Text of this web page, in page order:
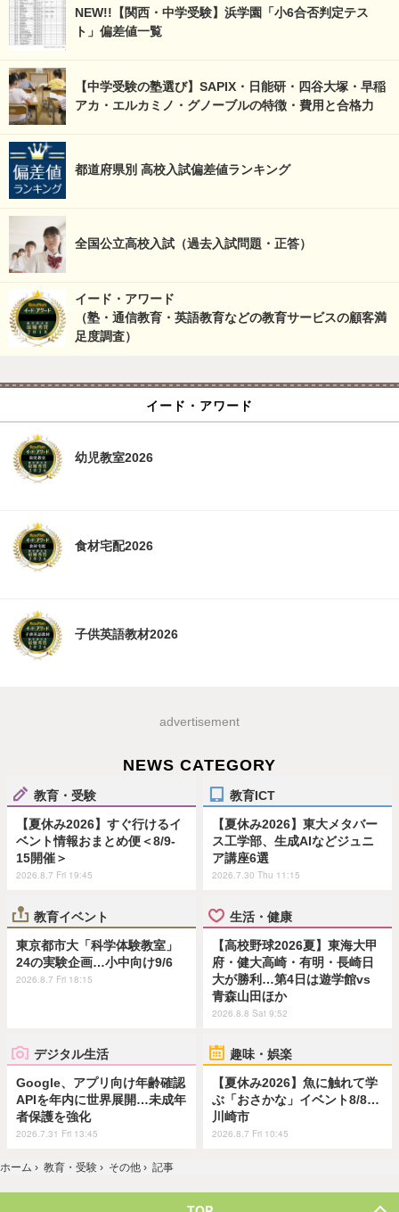
NEW!!【関西・中学受験】浜学園「小6合否判定テス
ト」偏差値一覧
【中学受験の塾選び】SAPIX・日能研・四谷大塚・早稲
アカ・エルカミノ・グノーブルの特徴・費用と合格力
都道府県別 高校入試偏差値ランキング
全国公立高校入試（過去入試問題・正答）
イード・アワード
（塾・通信教育・英語教育などの教育サービスの顧客満
足度調査）
イード・アワード
幼児教室2026
食材宅配2026
子供英語教材2026
advertisement
NEWS CATEGORY
教育・受験
【夏休み2026】すぐ行けるイ
ベント情報おまとめ便＜8/9-
15開催＞
2026.8.7 Fri 19:45
教育ICT
【夏休み2026】東大メタバー
ス工学部、生成AIなどジュニ
ア講座6選
2026.7.30 Thu 11:15
教育イベント
東京都市大「科学体験教室」
24の実験企画…小中向け9/6
2026.8.7 Fri 18:15
生活・健康
【高校野球2026夏】東海大甲
府・健大高崎・有明・長崎日
大が勝利…第4日は遊学館vs
青森山田ほか
2026.8.8 Sat 9:52
デジタル生活
Google、アプリ向け年齢確認
APIを年内に世界展開…未成年
者保護を強化
2026.7.31 Fri 13:45
趣味・娯楽
【夏休み2026】魚に触れて学
ぶ「おさかな」イベント8/8…
川崎市
2026.8.7 Fri 10:45
ホーム › 教育・受験 › その他 › 記事